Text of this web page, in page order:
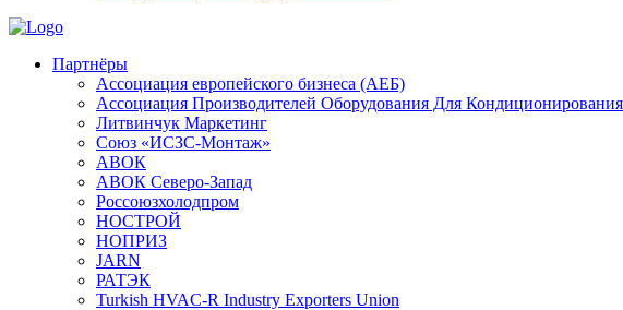
Партнёры
Ассоциация европейского бизнеса (АЕБ)
Aссоциация Производителей Оборудования Для
Литвинчук Маркетинг
Союз «ИСЗС-Монтаж»
АВОК
АВОК Северо-Запад
Россоюзхолодпром
НОСТРОЙ
НОПРИЗ
JARN
РАТЭК
Turkish HVAC-R Industry Exporters Union